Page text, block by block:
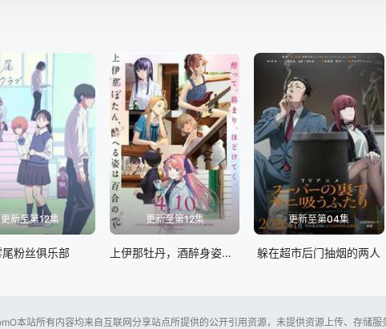
更新至第12集
尾粉丝俱乐部
更新至第12集
上伊那牡丹，酒醉身姿似百合花般
更新至第04集
躲在超市后门抽烟的两人
本站所有内容均来自互联网分享站点所提供的公开引用资源，未提供资源上传、存储服